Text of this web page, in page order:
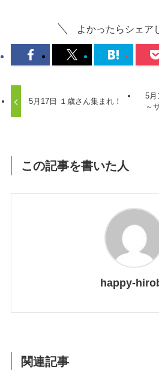
よかったらシェア
5月17日 １歳さん集まれ！
5月
～
この記事を書いた人
happy-
関連記事